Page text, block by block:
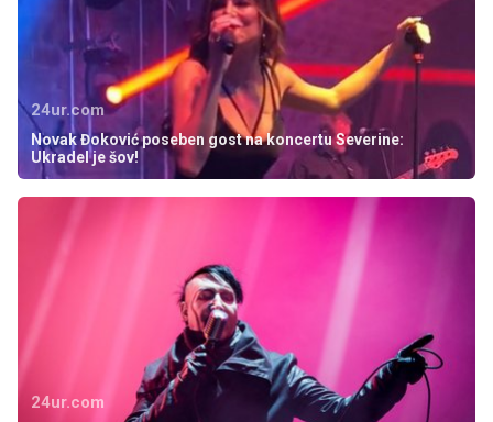
24ur.com
Novak Đoković poseben gost na koncertu Severine:
Ukradel je šov!
24ur.com